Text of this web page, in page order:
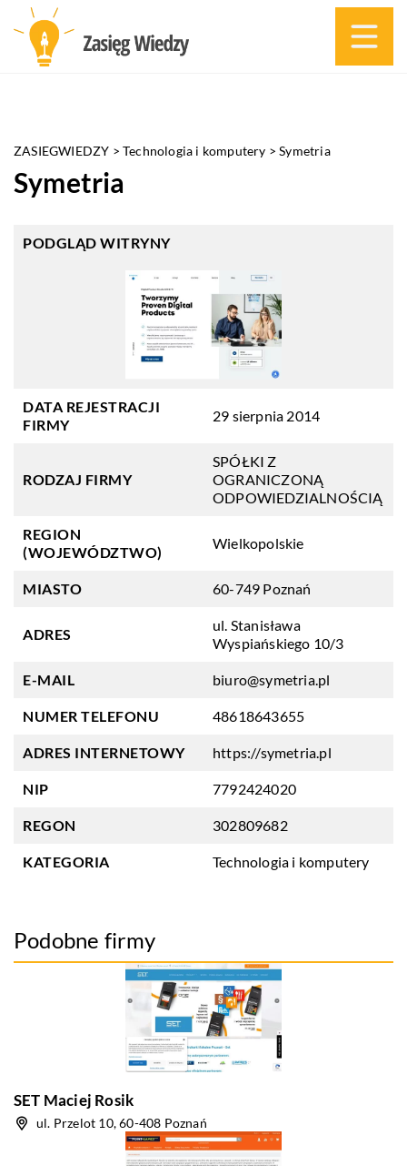
ZASIEGWIEDZY >Technologia i komputery >Symetria
Symetria
PODGLĄD WITRYNY
DATA REJESTRACJI
FIRMY
29 sierpnia 2014
RODZAJ FIRMY
SPÓŁKI Z
OGRANICZONĄ
ODPOWIEDZIALNOŚCIĄ
REGION
(WOJEWÓDZTWO)
Wielkopolskie
MIASTO 60-749 Poznań
ADRES
ul. Stanisława
Wyspiańskiego 10/3
E-MAIL biuro@symetria.pl
NUMER TELEFONU 48618643655
ADRES INTERNETOWY https://symetria.pl
NIP 7792424020
REGON 302809682
KATEGORIA Technologia i komputery
Podobne firmy
SET Maciej Rosik
ul. Przelot 10, 60-408 Poznań